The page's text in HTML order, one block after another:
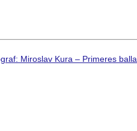
Miroslav Kura – Primeres